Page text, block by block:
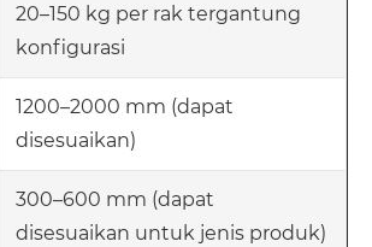
20–150 kg per rak tergantung
konfigurasi
1200–2000 mm (dapat
disesuaikan)
300–600 mm (dapat
disesuaikan untuk jenis produk)